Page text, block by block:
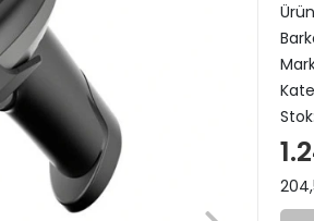
Stok: